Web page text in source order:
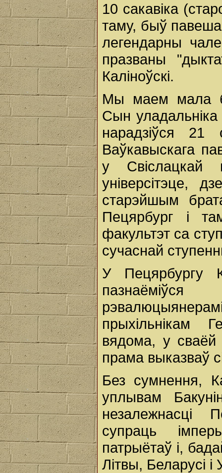
10 сакавіка
таму, быў
легендарны
празваны
Каліноўскі.
Мы маем мала
Сын
нарадзіўся
Ваўкавыскага
у Свіслацкай
універсітэце,
старэйшым
Пецярбург і
факультэт са
сучаснай
У Пецярбургу
прыхільнікам
вядома, у сваёй
прама выказваў
Без сумнення,
уплывам
незалежнасці
супраць
патрыётаў і,
Літвы, Беларусі